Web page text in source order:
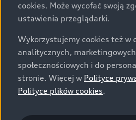
informacji prosimy kontaktować
Audi.
Wszystkie produkowane obecnie
są wykonywane z materiałów
względem możliwości odzysku i
określone w normie ISO 22628 i
europejskimi świadectwami
o.o. podlega obowiązkowi
cookies. Może wycofać swoją
ustawienia przeglądarki.
Wykorzystujemy cookies też w
analitycznych,
społecznościowych i do
stronie. Więcej w Polityce
Polityce plików cookies.